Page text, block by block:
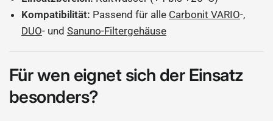
Kompatibilität: Passend für alle Carbonit VARIO-,
DUO- und Sanuno-Filtergehäuse
Für wen eignet sich der Einsatz
besonders?